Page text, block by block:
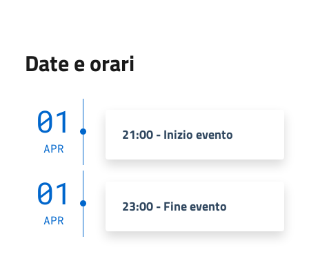
Date e orari
01
APR
21:00 - Inizio evento
01
APR
23:00 - Fine evento